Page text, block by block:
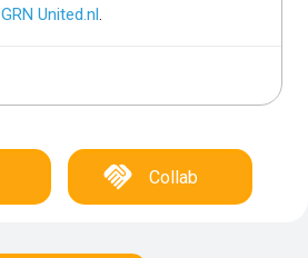
GRN United.nl
Collab